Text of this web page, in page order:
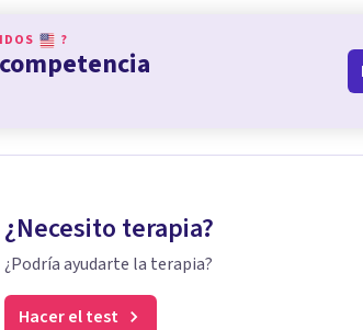
?
¿Necesito terapia?
¿Podría ayudarte la terapia?
Hacer el test